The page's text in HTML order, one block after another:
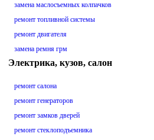
замена маслосъемных колпачков
ремонт топливной системы
ремонт двигателя
замена ремня грм
Электрика, кузов, салон
ремонт салона
ремонт генераторов
ремонт замков дверей
ремонт стеклоподъемника